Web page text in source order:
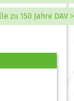
zu 150 Jahre DAV >